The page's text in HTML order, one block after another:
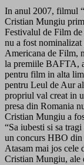
In anul 2007, filmul
Cristian Mungiu
Festivalul de Film
nu a fost
Americana de Film,
la premiile BAFTA,
pentru film in alta
pentru Leul de Aur
propriul val creat in
presa din Romania
Cristian Mungiu a
“Sa iubesti si sa
un concurs HBO din
Atasam mai jos cele
Cristian Mungiu,